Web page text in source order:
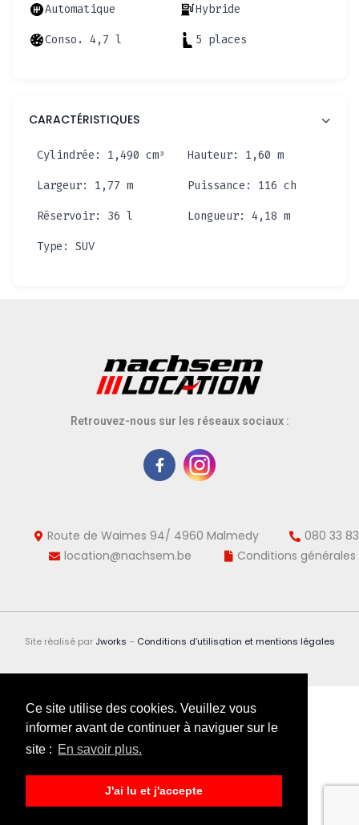
Automatique
Hybride
Conso. 4,7 l
5 places
CARACTÉRISTIQUES
Cylindrée : 1,490 cm³ Hauteur: 1,60 m
Largeur: 1,77 m Puissance : 116 ch
Réservoir: 36 l Longueur: 4,18 m
Type : SUV
Retrouvez-nous sur les réseaux sociaux :
Route de Waimes 94/ 4960 Malmedy
080 33
location@nachsem.be
Conditions générales
Site réalisé par Jworks – Conditions d’utilisation et mentions légales
Ce site utilise des cookies. Veuillez vous
informer avant de continuer à naviguer sur le
site : En savoir plus.
J'ai lu et j'accepte